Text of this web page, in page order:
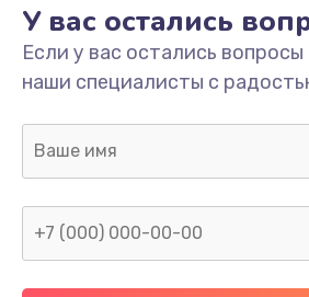
Не
1400 руб.
Заказать
Нет звука
800 руб.
У вас остались
Если у вас остались
наши специалисты с